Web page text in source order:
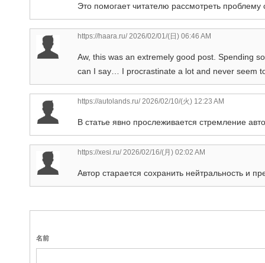
Это помогает читателю рассмотреть
https://haara.ru/2026/02/01/(日) 06:46 AM
Aw, this was an extremely good post. Spending
can I say… I procrastinate a lot and never seem
https://autolands.ru/2026/02/10/(火) 12:23 AM
В статье явно прослеживается стремление
https://xesi.ru/2026/02/16/(月) 02:02 AM
Автор старается сохранить нейтральность и
名前